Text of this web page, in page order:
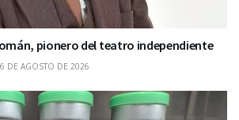
pionero del teatro independiente
6 DE AGOSTO DE 2026